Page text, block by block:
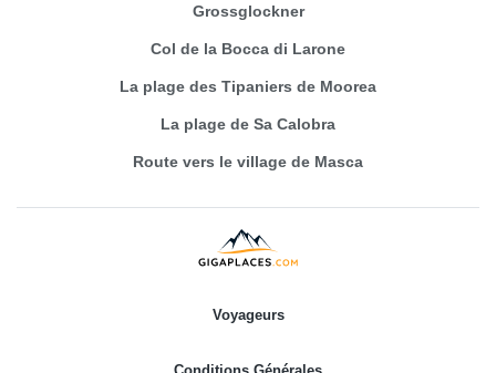
Grossglockner
Col de la Bocca di Larone
La plage des Tipaniers de Moorea
La plage de Sa Calobra
Route vers le village de Masca
Voyageurs